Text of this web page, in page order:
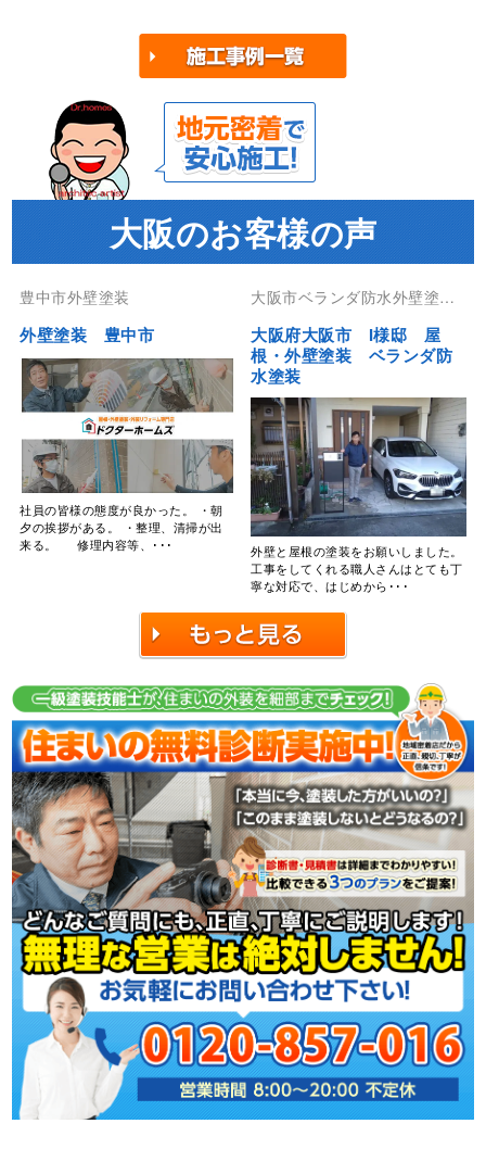
大阪のお客様の声
豊中市外壁塗装
外壁塗装 豊中市
社員の皆様の態度が良かった。 ・朝
夕の挨拶がある。 ・整理、清掃が出
来る。 修理内容等、･･･
大阪市ベランダ防水外壁塗装
大阪府大阪市 I様邸 屋
根・外壁塗装 ベランダ防
水塗装
外壁と屋根の塗装をお願いしました。
工事をしてくれる職人さんはとても丁
寧な対応で、はじめから･･･